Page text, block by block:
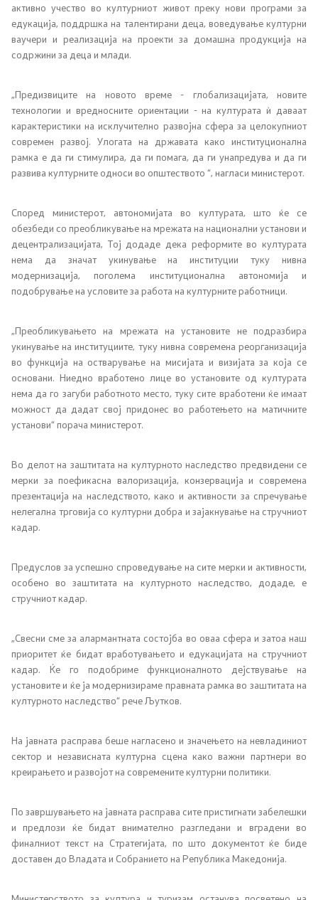
Конкурси
Завршени конкурси
Лекторски испит
Програма
Годишна програма
Резултати од конкурси
Информации од јавен карактер
Листа на информации од јавен карактер
Јавни набавки
Инспекциски надзор
Правилници
Закони
Предлог закони
Извештаи и други документи
Национална стратегија за развој на културата и
стратешки план
одговори
Контакт
Контакт
Институции
активно учество во културниот живот преку нови програми за
едукација, поддршка на талентирани деца, воведување културни
ваучери и реализација на проекти за домашна продукција на
содржини за деца и млади.
„Предизвиците на новото време - глобализацијата, новите
технологии и вредносните ориентации - на културата ѝ даваат
карактеристики на исклучително развојна сфера за целокупниот
современ развој. Улогата на државата како институционална
рамка е да ги стимулира, да ги помага, да ги унапредува и да ги
развива културните односи во општеството “, нагласи министерот.
Според министерот, автономијата во културата, што ќе се
обезбеди со преобликување на мрежата на национални установи и
децентрализацијата, Тој додаде дека реформите во културата
нема да значат укинување на институции туку нивна
модернизација, поголема институционална автономија и
подобрување на условите за работа на културните работници.
„Преобликувањето на мрежата на установите не подразбира
укинување на институциите, туку нивна современа реорганизација
во функција на остварување на мисијата и визијата за која се
основани. Ниедно вработено лице во установите од културата
нема да го загуби работното место, туку сите вработени ќе имаат
можност да дадат свој придонес во работењето на матичните
установи“ порача министерот.
Во делот на заштитата на културното наследство предвидени се
мерки за поефикасна валоризација, конзервација и современа
презентација на наследството, како и активности за спречување
нелегална трговија со културни добра и зајакнување на стручниот
кадар.
Предуслов за успешно спроведување на сите мерки и активности,
особено во заштитата на културното наследство, додаде, е
стручниот кадар.
„Свесни сме за алармантната состојба во оваа сфера и затоа наш
приоритет ќе бидат вработувањето и едукацијата на стручниот
кадар. Ќе го подобриме функционалното дејствување на
установите и ќе ја модернизираме правната рамка во заштитата на
културното наследство“ рече Љутков.
На јавната расправа беше нагласено и значењето на невладиниот
сектор и независната културна сцена како важни партнери во
креирањето и развојот на современите културни политики.
По завршувањето на јавната расправа сите пристигнати забелешки
и предлози ќе бидат внимателно разгледани и вградени во
финалниот текст на Стратегијата, по што документот ќе биде
доставен до Владата и Собранието на Република Македонија.